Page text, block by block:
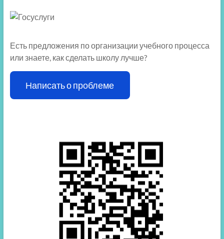
Есть предложения по организации учебного процесса
или знаете, как сделать школу лучше?
Написать о проблеме